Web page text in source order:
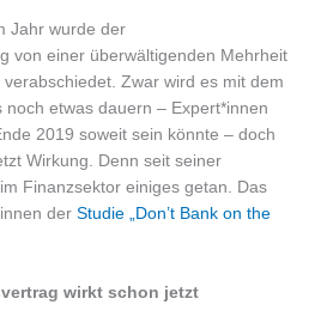
Jahr wurde der
von einer überwältigenden Mehrheit
Zwar wird es mit dem
etwas dauern – Expert*innen
2019 soweit sein könnte – doch
Wirkung. Denn seit seiner
Finanzsektor einiges getan. Das
derStudie „Don’t Bank on the
wirkt schon jetzt